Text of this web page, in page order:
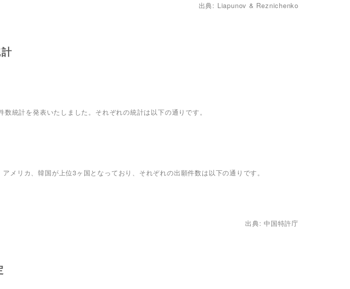
出典: Liapunov & Reznichenko
統計を発表いたしました。それぞれの統計は以下の通りです。
メリカ、韓国が上位3ヶ国となっており、それぞれの出願件数は以下の通りです。
出典: 中国特許庁